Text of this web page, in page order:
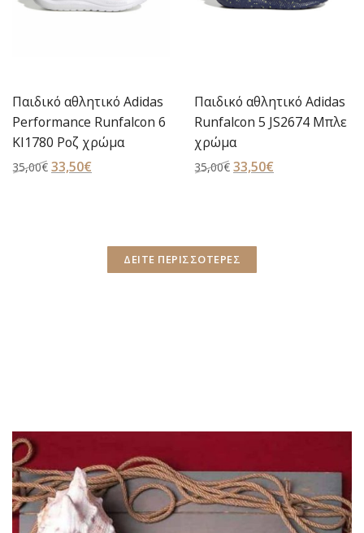
Παιδικό αθλητικό Adidas
Runfalcon 5 JS2674 Μπλε
χρώμα
35,00€Original
33,50€
33,50€.
Παιδικό αθλητικό Adidas
Runfalcon 6 Infant Shoes
(KI1778) Γκρι χρώμα
35,00€Original
32,00€
ΔΕΙΤΕ ΠΕΡΙΣΣΟΤΕΡΕΣ